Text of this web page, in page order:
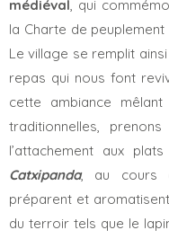
médiéval, qui
la Charte de
Le village se remplit
repas qui nous font
cette ambiance
traditionnelles,
l’attachement aux
Catxipanda, au cours
préparent et
du terroir tels que le